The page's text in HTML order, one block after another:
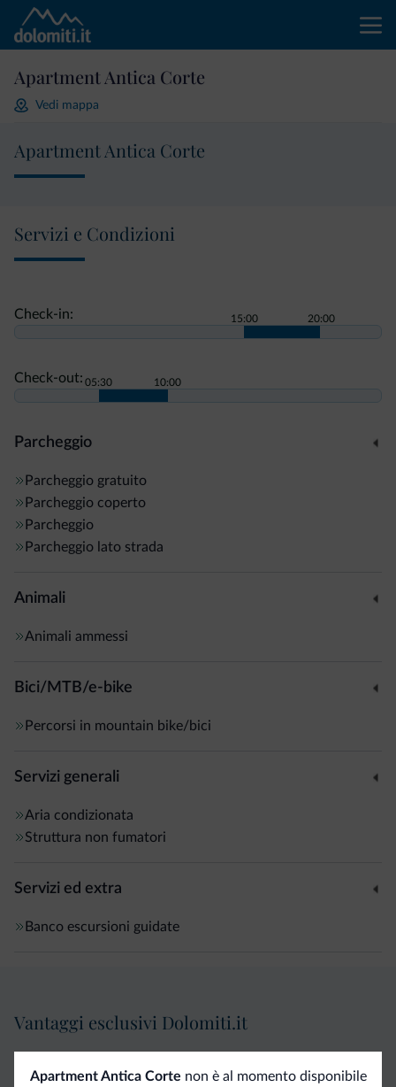
Apartment Antica Corte
Vedi mappa
Apartment Antica Corte
Servizi e Condizioni
Check-in: 15:00 20:00
Check-out: 05:30 10:00
Parcheggio
Parcheggio gratuito
Parcheggio coperto
Parcheggio
Parcheggio lato strada
Animali
Animali ammessi
Bici/MTB/e-bike
Percorsi in mountain bike/bici
Servizi generali
Aria condizionata
Struttura non fumatori
Servizi ed extra
Banco escursioni guidate
Apartment Antica Corte non è al momento disponibile
Vantaggi esclusivi Dolomiti.it
Contatto
Tariffe
Richieste non